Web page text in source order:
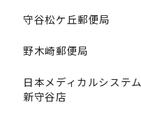
守谷松ケ丘郵便局
野木崎郵便局
日本メディカルシステム
新守谷店